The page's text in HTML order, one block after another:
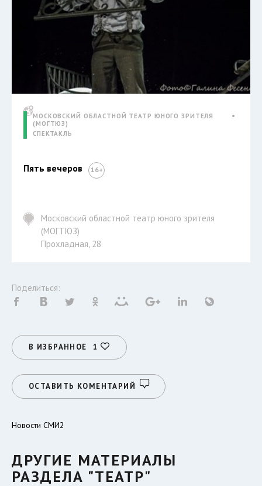
МОСКОВСКИЙ ОБЛАСТНОЙ ТЕАТР ЮНОГО ЗРИТЕЛЯ
(МОГТЮЗ)
СПЕКТАКЛЬ
Пять вечеров
Московский областной театр юного зрителя
(МОГТЮЗ)
Прохладная, 28
Поделиться:
В ИЗБРАННОЕ 1
ОСТАВИТЬ КОМЕНТАРИЙ
Новости СМИ2
ДРУГИЕ МАТЕРИАЛЫ
РАЗДЕЛА "ТЕАТР"